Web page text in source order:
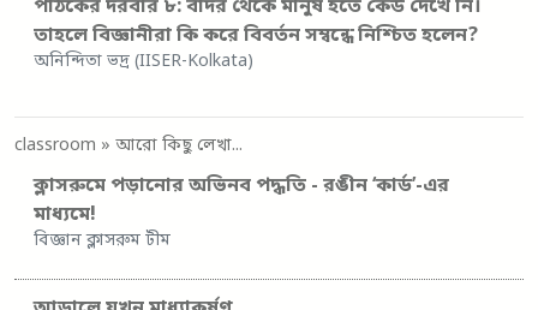
পাঠকের দরবার ৮: বাঁদর থেকে মানুষ হতে কেউ দেখে নি।
তাহলে বিজ্ঞানীরা কি করে বিবর্তন সম্বন্ধে নিশ্চিত হলেন?
অনিন্দিতা ভদ্র (IISER-Kolkata)
classroom » আরো কিছু লেখা...
ক্লাসরুমে পড়ানোর অভিনব পদ্ধতি - রঙীন ‘কার্ড’-এর
মাধ্যমে!
বিজ্ঞান ক্লাসরুম টীম